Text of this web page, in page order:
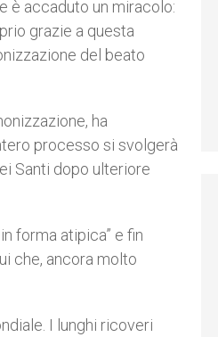
è accaduto un miracolo:
grazie a questa
del beato
ha
processo si svolgerà
Santi dopo ulteriore
forma atipica” e fin
che, ancora molto
I lunghi ricoveri